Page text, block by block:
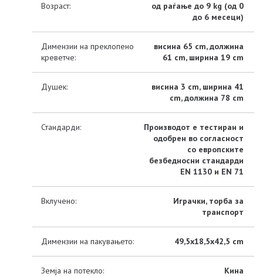
Возраст:
од раѓање до 9 kg (од 0
до 6 месеци)
Димензии на преклопено
креветче:
висина 65 cm, должина
61 cm, ширина 19 cm
Душек:
висина 3 cm, ширина 41
cm, должина 78 cm
Стандарди:
Производот е тестиран и
одобрен во согласност
со европските
безбедносни стандарди
EN 1130 и EN 71
Вклучено:
Играчки, торба за
транспорт
Димензии на пакувањето: 49,5x18,5x42,5 cm
Земја на потекло: Кина